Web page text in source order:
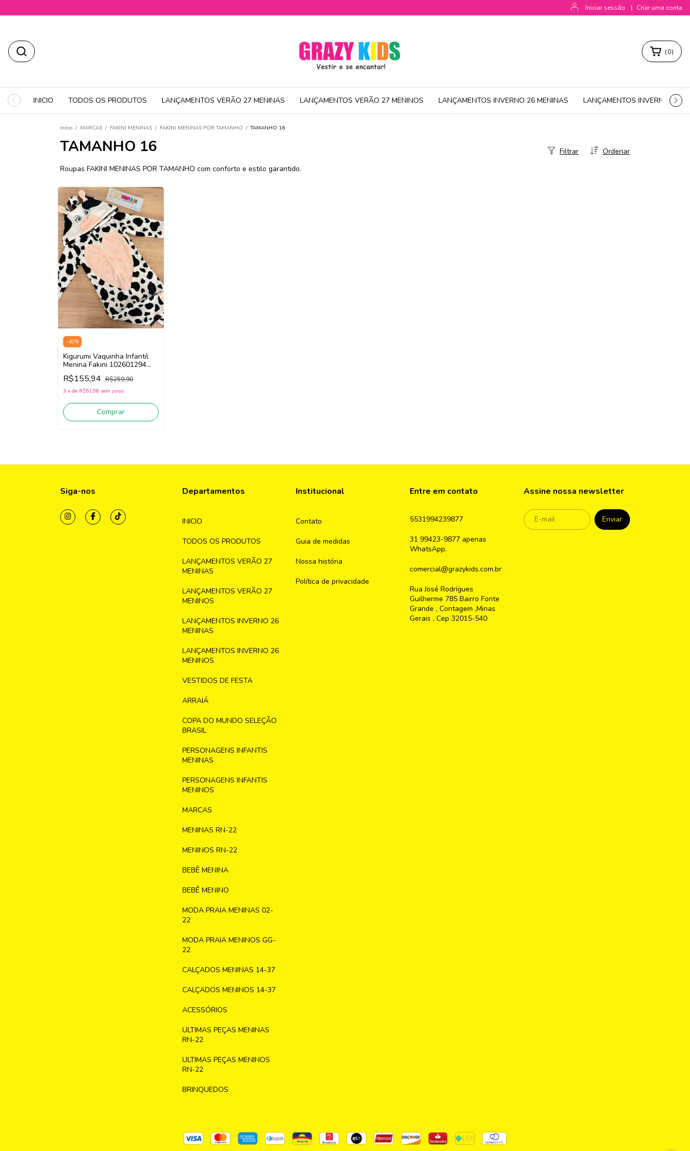
Iniciar sessão | Criar uma conta
(0)
INICIO TODOS OS PRODUTOS LANÇAMENTOS VERÃO 27 MENINAS LANÇAMENTOS VERÃO 27 MENINOS LANÇAMENTOS INVERNO 26 MENINAS LANÇAMENTOS INVERNO 26
Início / MARCAS / FAKINI MENINAS / FAKINI MENINAS POR TAMANHO / TAMANHO 16
TAMANHO 16 Ordenar
Filtrar
Roupas FAKINI MENINAS POR TAMANHO com conforto e estilo garantido.
-40%
Kigurumi Vaquinha Infantil
Menina Fakini 102601294
(Preto/Branco)
R$155,94 R$259,90
3 x de R$51,98 sem juros
Comprar
Siga-nos Departamentos
INICIO
TODOS OS PRODUTOS
LANÇAMENTOS VERÃO 27
MENINAS
LANÇAMENTOS VERÃO 27
MENINOS
LANÇAMENTOS INVERNO 26
MENINAS
LANÇAMENTOS INVERNO 26
MENINOS
VESTIDOS DE FESTA
ARRAIÁ
COPA DO MUNDO SELEÇÃO
BRASIL
PERSONAGENS INFANTIS
MENINAS
PERSONAGENS INFANTIS
MENINOS
MARCAS
MENINAS RN-22
MENINOS RN-22
BEBÊ MENINA
BEBÊ MENINO
MODA PRAIA MENINAS 02-
22
MODA PRAIA MENINOS GG-
22
CALÇADOS MENINAS 14-37
CALÇADOS MENINOS 14-37
ACESSÓRIOS
ULTIMAS PEÇAS MENINAS
RN-22
ULTIMAS PEÇAS MENINOS
RN-22
BRINQUEDOS
Institucional
Contato
Guia de medidas
Nossa história
Política de privacidade
Entre em contato
5531994239877
31 99423-9877 apenas
WhatsApp.
comercial@grazykids.com.br
Rua José Rodrígues
Guilherme 785 Bairro Fonte
Grande , Contagem ,Minas
Gerais , Cep 32015-540
Assine nossa newsletter